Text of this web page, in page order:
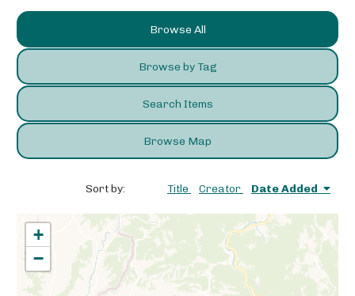
Browse All
Browse by Tag
Search Items
Browse Map
Sort by: Title Creator Date Added
+
−